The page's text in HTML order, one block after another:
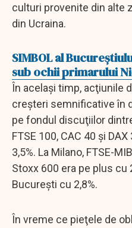
culturi provenite din alte
din Ucraina.
SIMBOL al
sub ochii primarului
În acelaşi timp, acţiunile
creşteri semnificative în
pe fondul discuţiilor
FTSE 100, CAC 40 şi
3,5%. La Milano, FTSE-
Stoxx 600 era pe plus cu
Bucureşti cu 2,8%.
În vreme ce pieţele de